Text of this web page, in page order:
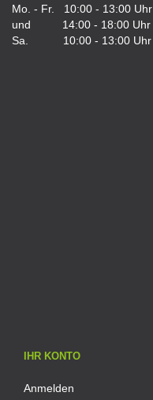
Mo. - Fr. 10:00 - 13:00 Uhr
und 14:00 - 18:00 Uhr
Sa. 10:00 - 13:00 Uhr
IHR KONTO
Anmelden